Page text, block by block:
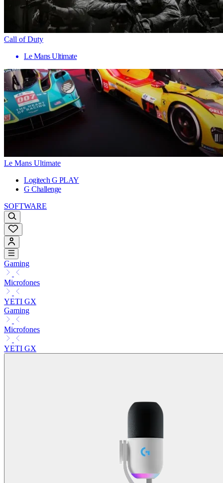
Call of Duty
Le Mans Ultimate
Le Mans Ultimate
Logitech G PLAY
G Challenge
SOFTWARE
Gaming
Microfones
YETI GX
Gaming
Microfones
YETI GX